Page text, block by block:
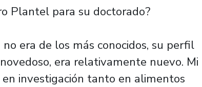
Plantel para su doctorado?
era de los más conocidos, su perfil
era relativamente nuevo. Mi
investigación tanto en alimentos